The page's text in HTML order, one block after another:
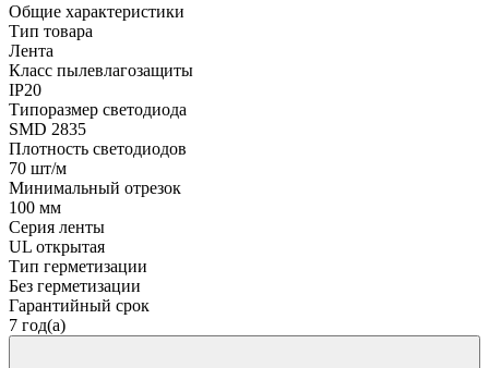
Общие характеристики
Тип товара
Лента
Класс пылевлагозащиты
IP20
Типоразмер светодиода
SMD 2835
Плотность светодиодов
70 шт/м
Минимальный отрезок
100 мм
Серия ленты
UL открытая
Тип герметизации
Без герметизации
Гарантийный срок
7 год(а)